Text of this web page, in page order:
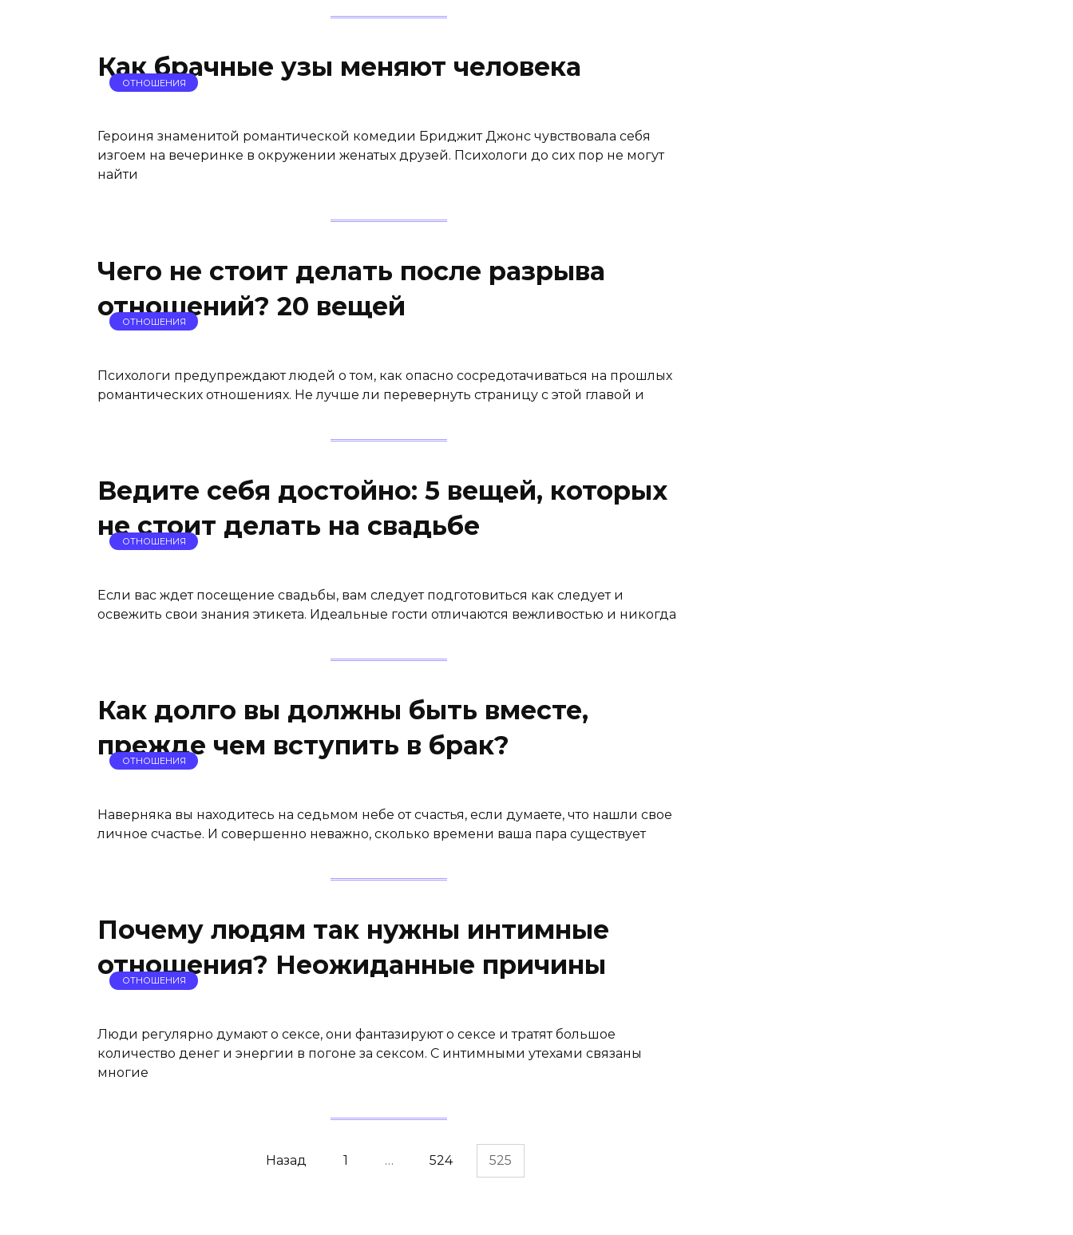
Как брачные узы меняют человека
ОТНОШЕНИЯ
Героиня знаменитой романтической комедии Бриджит Джонс чувствовала себя
изгоем на вечеринке в окружении женатых друзей. Психологи до сих пор не могут
найти
Чего не стоит делать после разрыва
отношений? 20 вещей
ОТНОШЕНИЯ
Психологи предупреждают людей о том, как опасно сосредотачиваться на прошлых
романтических отношениях. Не лучше ли перевернуть страницу с этой главой и
Ведите себя достойно: 5 вещей, которых
не стоит делать на свадьбе
ОТНОШЕНИЯ
Если вас ждет посещение свадьбы, вам следует подготовиться как следует и
освежить свои знания этикета. Идеальные гости отличаются вежливостью и никогда
Как долго вы должны быть вместе,
прежде чем вступить в брак?
ОТНОШЕНИЯ
Наверняка вы находитесь на седьмом небе от счастья, если думаете, что нашли свое
личное счастье. И совершенно неважно, сколько времени ваша пара существует
Почему людям так нужны интимные
отношения? Неожиданные причины
ОТНОШЕНИЯ
Люди регулярно думают о сексе, они фантазируют о сексе и тратят большое
количество денег и энергии в погоне за сексом. С интимными утехами связаны
многие
Назад 1 … 524 525